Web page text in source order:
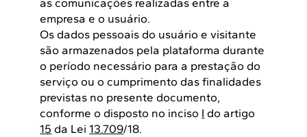
as comunicações realizadas entre a
empresa e o usuário.
Os dados pessoais do usuário e visitante
são armazenados pela plataforma durante
o período necessário para a prestação do
serviço ou o cumprimento das finalidades
previstas no presente documento,
conforme o disposto no inciso I do artigo
15 da Lei13.709/18.